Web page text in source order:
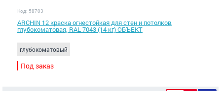
Код: 58703
ARCHIN 12 краска огнестойкая для стен и потолков,
глубокоматовая, RAL 7043 (14 кг) ОБЪЕКТ
глубокоматовый
Под заказ